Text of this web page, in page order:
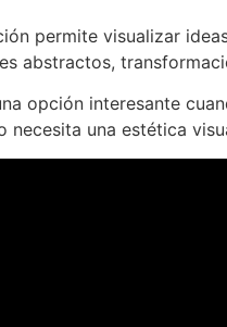
permite visualizar
abstractos,
opción interesante
necesita una estética